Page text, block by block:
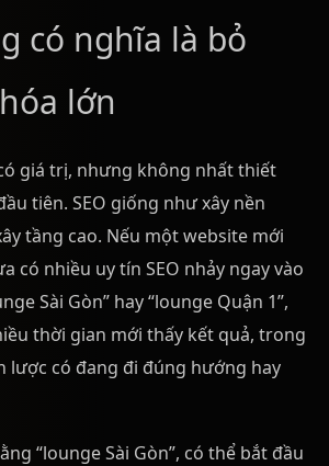
có nghĩa là bỏ
lớn
giá trị, nhưng không nhất thiết
tiên. SEO giống như xây nền
tầng cao. Nếu một website mới
có nhiều uy tín SEO nhảy ngay vào
Sài Gòn” hay “lounge Quận 1”,
thời gian mới thấy kết quả, trong
lược có đang đi đúng hướng hay
“lounge Sài Gòn”, có thể bắt đầu